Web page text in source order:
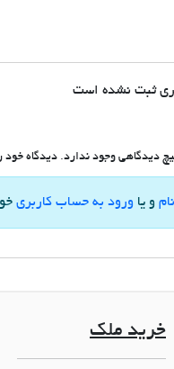
ثبت نشده است
دیدگاهی وجود ندارد. دیدگاه خود
و یا ورود به حساب کاربری
خرید ملک